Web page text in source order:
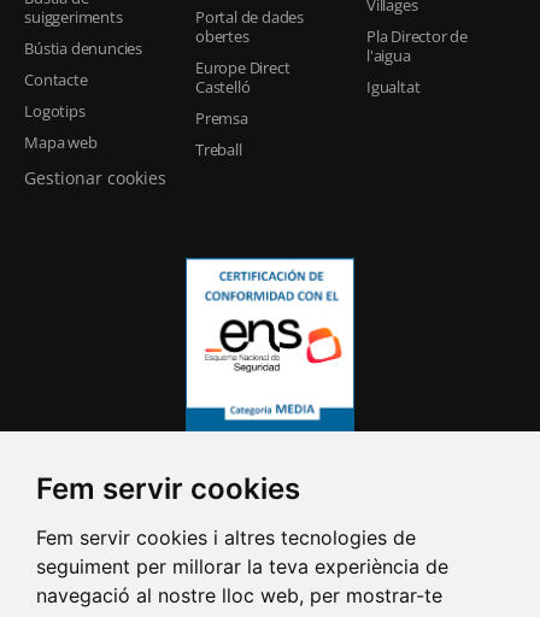
Fem servir cookies
Fem servir cookies i altres tecnologies de
seguiment per millorar la teva experiència de
navegació al nostre lloc web, per mostrar-te
suiggeriments
Bústia denuncies
Contacte
Logotips
Mapa web
Gestionar cookies
Portal de dades
obertes
Europe Direct
Castelló
Premsa
Treball
Villages
Pla Director de
l'aigua
Igualtat